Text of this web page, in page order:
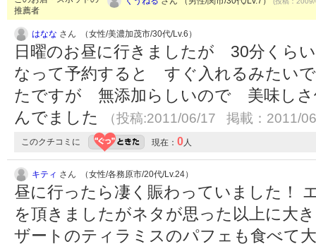
推薦者
はなな さん （女性/美濃加茂市/30代/Lv.6）
日曜のお昼に行きましたが 30分くら
なって予約すると すぐ入れるみたい
たですが 無添加らしいので 美味しさ
んでました
（投稿:2011/06/17 掲載：2011/
このクチコミに 現在： 0人
キティ さん （女性/各務原市/20代/Lv.24）
昼に行ったら凄く賑わっていました！
を頂きましたがネタが思った以上に大
ザートのティラミスのパフェも食べて